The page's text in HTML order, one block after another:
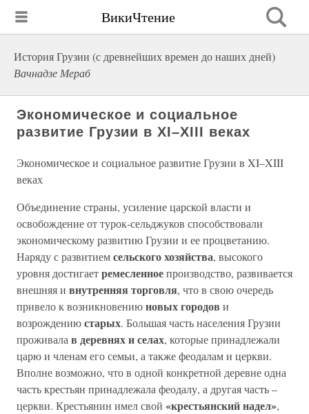
ВикиЧтение
История Грузии (с древнейших времен до наших дней)
Вачнадзе Мераб
Экономическое и социальное
развитие Грузии в XI–XIII веках
Экономическое и социальное развитие Грузии в XI–XIII
веках
Объединение страны, усиление царской власти и
освобождение от турок-сельджуков способствовали
экономическому развитию Грузии и ее процветанию.
Наряду с развитиемсельского хозяйства, высокого
уровня достигаетремесленноепроизводство, развивается
внешняя и внутренняя торговля, что в свою очередь
привело к возникновениюновых городов и
возрождениюстарых. Большая часть населения Грузии
проживала в деревнях и селах, которые принадлежали
царю и членам его семьи, а также феодалам и церкви.
Вполне возможно, что в одной конкретной деревне одна
часть крестьян принадлежала феодалу, а другая часть –
церкви. Крестьянин имел свой «крестьянский надел»,